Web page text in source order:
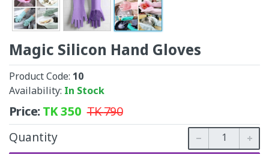
Magic Silicon Hand Gloves
Product Code: 10
Availability: In Stock
Price:TK350 TK790
Quantity